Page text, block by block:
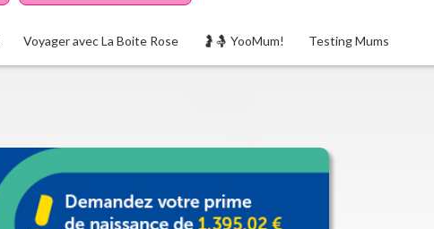
Voyager avec La Boite Rose 🤰🤱 YooMum! Testing Mums